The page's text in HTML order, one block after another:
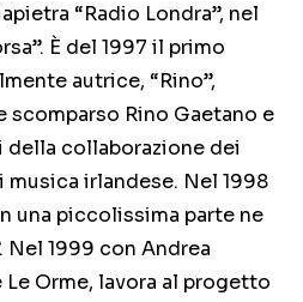
“Radio Londra”, nel
È del 1997 il primo
autrice, “Rino”,
Rino Gaetano e
collaborazione dei
musica irlandese. Nel 1998
una piccolissima parte ne
Nel 1999 con Andrea
Orme, lavora al progetto